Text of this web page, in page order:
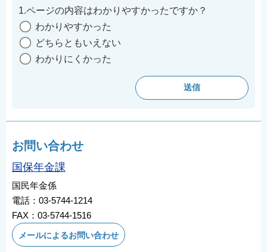
1.ページの内容はわかりやすかったですか？
わかりやすかった
どちらともいえない
わかりにくかった
お問い合わせ
国保年金課
国民年金係
電話：03-5744-1214
FAX：03-5744-1516
メールによるお問い合わせ